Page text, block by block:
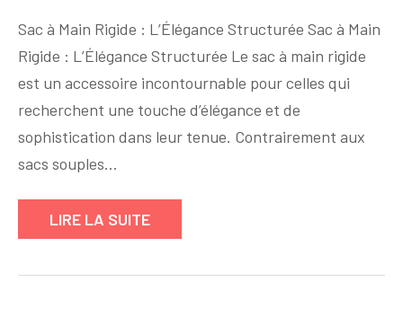
Structurée
:
Le
Sac
Accessoire
Sac à Main Rigide : L’Élégance Structurée Sac à Main
Rigide : L’Élégance Structurée Le sac à main rigide
est un accessoire incontournable pour celles qui
recherchent une touche d’élégance et de
sophistication dans leur tenue. Contrairement aux
sacs souples…
LIRE LA SUITE